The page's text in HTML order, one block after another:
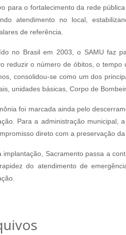
para o fortalecimento da rede
atendimento no local,
de referência.
no Brasil em 2003, o SAMU faz
reduzir o número de óbitos, o
consolidou-se como um dos
unidades básicas, Corpo de
foi marcada ainda pelo
Para a administração municipal,
direto com a preservação
implantação, Sacramento passa a
do atendimento de